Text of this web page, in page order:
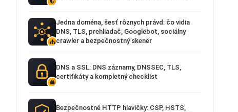
Jedna doména, šesť rôznych právd: čo vidia
DNS, TLS, prehliadač, Googlebot, sociálny
crawler a bezpečnostný skener
DNS a SSL: DNS záznamy, DNSSEC, TLS,
certifikáty a kompletný checklist
Bezpečnostné HTTP hlavičky: CSP, HSTS,